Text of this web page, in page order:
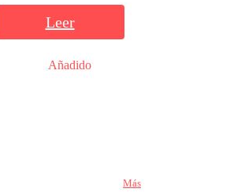
Leer
Añadido
Más